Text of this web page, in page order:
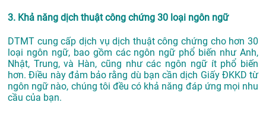
3. Khả năng dịch thuật công chứng 30 loại ngôn ngữ
DTMT cung cấp dịch vụ dịch thuật công chứng cho hơn 30
loại ngôn ngữ, bao gồm các ngôn ngữ phổ biến như Anh,
Nhật, Trung, và Hàn, cũng như các ngôn ngữ ít phổ biến
hơn. Điều này đảm bảo rằng dù bạn cần dịch Giấy ĐKKD từ
ngôn ngữ nào, chúng tôi đều có khả năng đáp ứng mọi nhu
cầu của bạn.